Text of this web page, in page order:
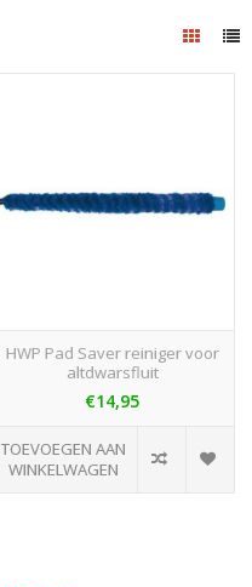
HWP Pad Saver reiniger voor
altdwarsfluit
€14,95
TOEVOEGEN AAN
WINKELWAGEN